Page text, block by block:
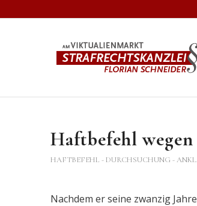
Haftbefehl
HAFTBEFEHL - DURCHSUCHUNG -
Nachdem er seine zwanzig